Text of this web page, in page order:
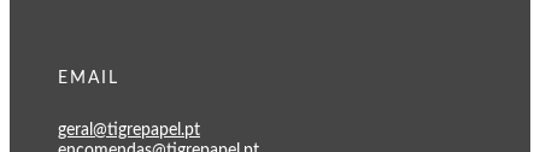
EMAIL
geral@tigrepapel.pt